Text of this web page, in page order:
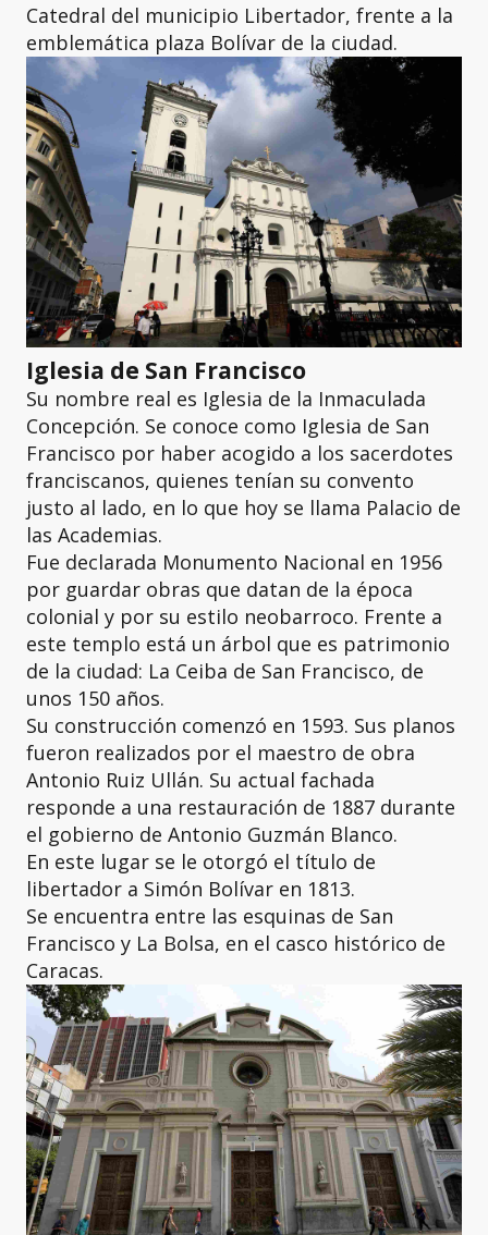
Catedral del municipio Libertador, frente a la
emblemática plaza Bolívar de la ciudad.
Iglesia de San Francisco
Su nombre real es Iglesia de la Inmaculada
Concepción. Se conoce como Iglesia de San
Francisco por haber acogido a los sacerdotes
franciscanos, quienes tenían su convento
justo al lado, en lo que hoy se llama Palacio de
las Academias.
Fue declarada Monumento Nacional en 1956
por guardar obras que datan de la época
colonial y por su estilo neobarroco. Frente a
este templo está un árbol que es patrimonio
de la ciudad: La Ceiba de San Francisco, de
unos 150 años.
Su construcción comenzó en 1593. Sus planos
fueron realizados por el maestro de obra
Antonio Ruiz Ullán. Su actual fachada
responde a una restauración de 1887 durante
el gobierno de Antonio Guzmán Blanco.
En este lugar se le otorgó el título de
libertador a Simón Bolívar en 1813.
Se encuentra entre las esquinas de San
Francisco y La Bolsa, en el casco histórico de
Caracas.